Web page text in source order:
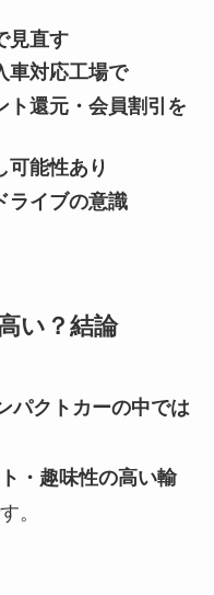
見直す
車対応工場で
ト還元・会員割引を
可能性あり
ライブの意識
い？結論
パクトカーの中では
・趣味性の高い輸
。